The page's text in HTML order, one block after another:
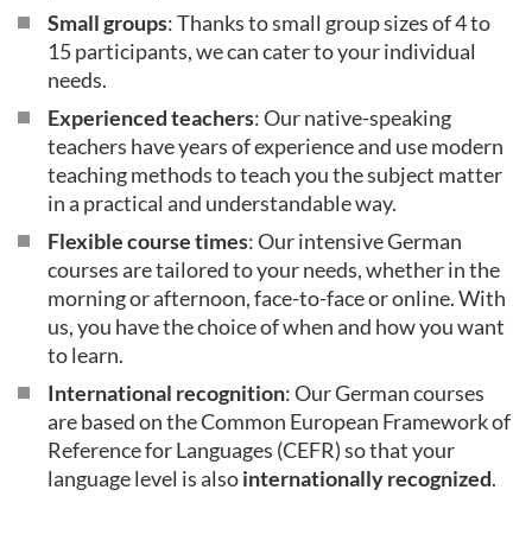
Small groups: Thanks to small group sizes of 4 to
15 participants, we can cater to your individual
needs.
Experienced teachers: Our native-speaking
teachers have years of experience and use modern
teaching methods to teach you the subject matter
in a practical and understandable way.
Flexible course times: Our intensive German
courses are tailored to your needs, whether in the
morning or afternoon, face-to-face or online. With
us, you have the choice of when and how you want
to learn.
International recognition: Our German courses
are based on the Common European Framework of
Reference for Languages (CEFR) so that your
language level is alsointernationally recognized.